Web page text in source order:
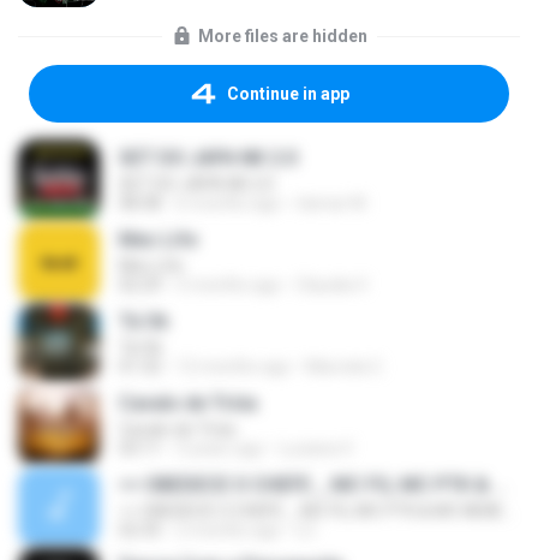
More files are hidden
Continue in app
SET DO JAPA NK 2.0
Mec Life
Cavalo de Tróia